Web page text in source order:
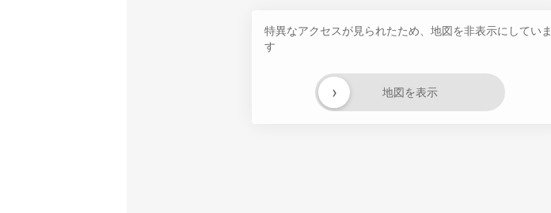
特異なアクセスが見られたため、地図を非表示にしていま
す
地図を表示
›